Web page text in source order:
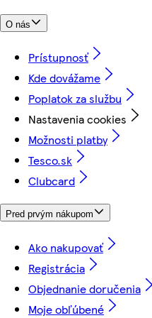
O nás
Prístupnosť
Kde dovážame
Poplatok za službu
Nastavenia cookies
Možnosti platby
Tesco.sk
Clubcard
Pred prvým nákupom
Ako nakupovať
Registrácia
Objednanie doručenia
Moje obľúbené